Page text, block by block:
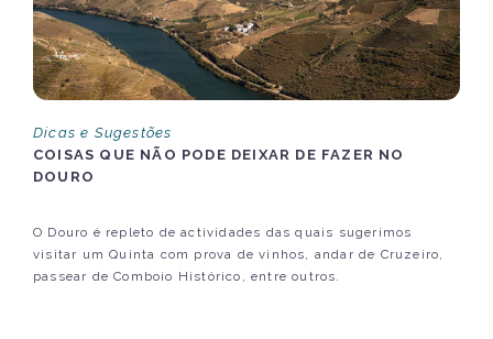
Dicas e Sugestões
COISAS QUE NÃO PODE DEIXAR DE FAZER NO
DOURO
O Douro é repleto de actividades das quais sugerimos
visitar um Quinta com prova de vinhos, andar de Cruzeiro,
passear de Comboio Histórico, entre outros.